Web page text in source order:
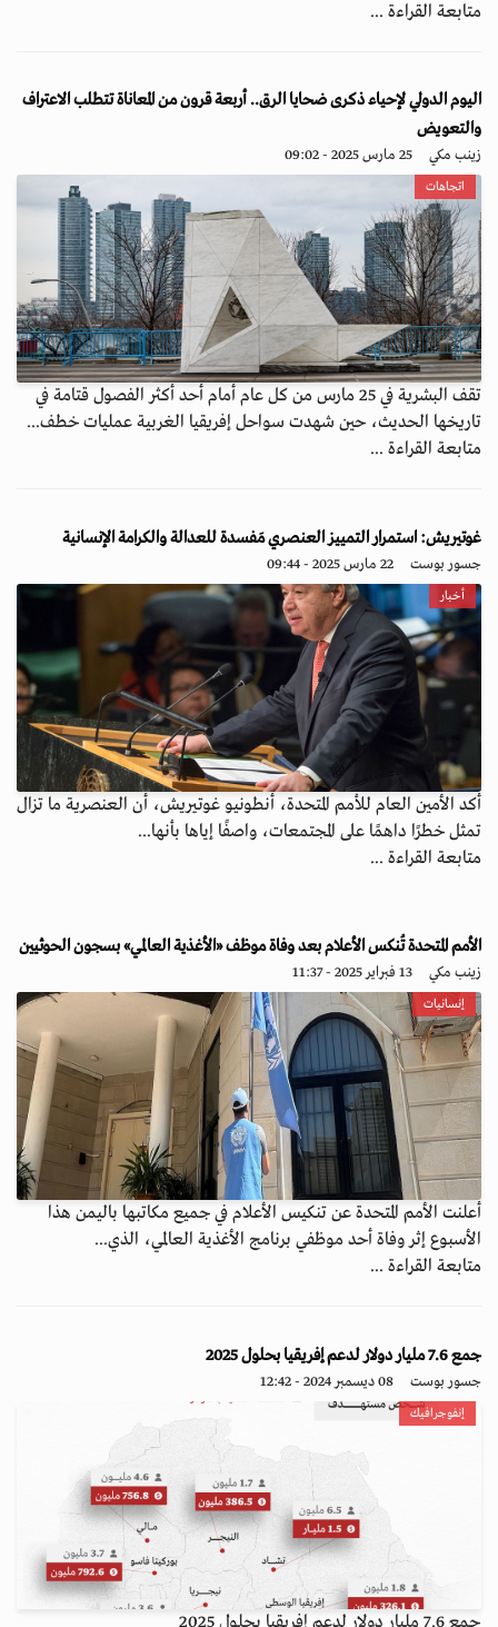
متابعة القراءة ...
اليوم الدولي لإحياء ذكرى ضحايا الرق.. أربعة قرون من المعاناة تتطلب الاعتراف
والتعويض
زينب مكي 25 مارس 2025 - 09:02
اتجاهات
تقف البشرية في 25 مارس من كل عام أمام أحد أكثر الفصول قتامة في
تاريخها الحديث، حين شهدت سواحل إفريقيا الغربية عمليات خطف...
متابعة القراءة ...
غوتيريش: استمرار التمييز العنصري مَفسدة للعدالة والكرامة الإنسانية
جسور بوست 22 مارس 2025 - 09:44
أخبار
أكد الأمين العام للأمم المتحدة، أنطونيو غوتيريش، أن العنصرية ما تزال
تمثل خطرًا داهمًا على المجتمعات، واصفًا إياها بأنها...
متابعة القراءة ...
الأمم المتحدة تُنكس الأعلام بعد وفاة موظف «الأغذية العالمي» بسجون الحوثيين
زينب مكي 13 فبراير 2025 - 11:37
إنسانيات
أعلنت الأمم المتحدة عن تنكيس الأعلام في جميع مكاتبها باليمن هذا
الأسبوع إثر وفاة أحد موظفي برنامج الأغذية العالمي، الذي...
متابعة القراءة ...
جمع 7.6 مليار دولار لدعم إفريقيا بحلول 2025
جسور بوست 08 ديسمبر 2024 - 12:42
إنفوجرافيك
جمع 7.6 مليار دولار لدعم إفريقيا بحلول 2025